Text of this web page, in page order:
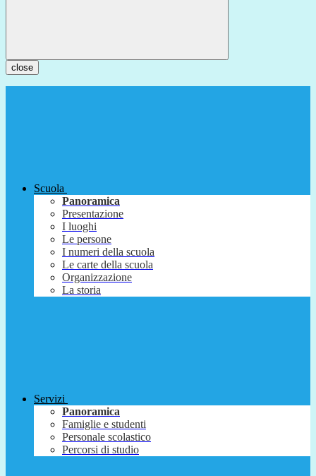
close
Scuola
Panoramica
Presentazione
I luoghi
Le persone
I numeri della scuola
Le carte della scuola
Organizzazione
La storia
Servizi
Panoramica
Famiglie e studenti
Personale scolastico
Percorsi di studio